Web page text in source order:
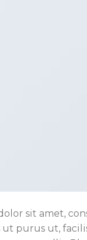
sit amet,
ut purus ut,